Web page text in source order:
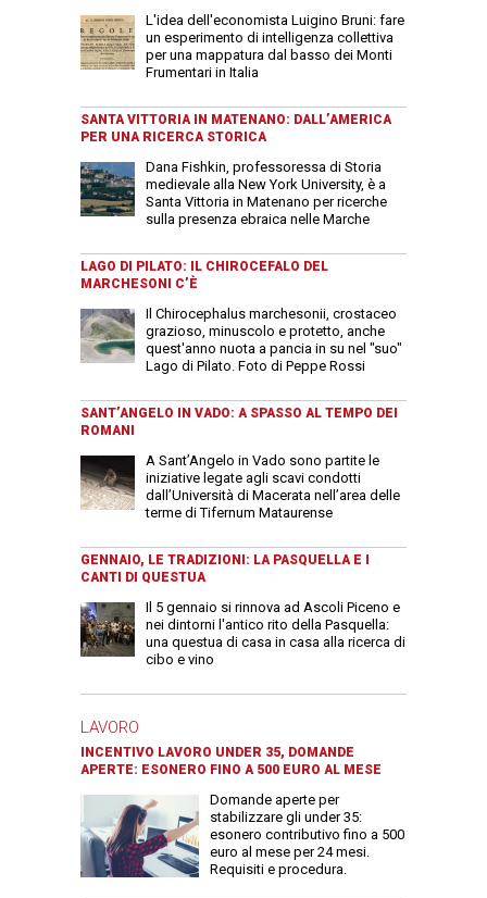
L'idea dell'economista Luigino Bruni: fare
un esperimento di intelligenza collettiva
per una mappatura dal basso dei Monti
Frumentari in Italia
SANTA VITTORIA IN MATENANO: DALL’AMERICA
PER UNA RICERCA STORICA
Dana Fishkin, professoressa di Storia
medievale alla New York University, è a
Santa Vittoria in Matenano per ricerche
sulla presenza ebraica nelle Marche
LAGO DI PILATO: IL CHIROCEFALO DEL
MARCHESONI C’È
Il Chirocephalus marchesonii, crostaceo
grazioso, minuscolo e protetto, anche
quest'anno nuota a pancia in su nel "suo"
Lago di Pilato. Foto di Peppe Rossi
SANT’ANGELO IN VADO: A SPASSO AL TEMPO DEI
ROMANI
A Sant’Angelo in Vado sono partite le
iniziative legate agli scavi condotti
dall’Università di Macerata nell’area delle
terme di Tifernum Mataurense
GENNAIO, LE TRADIZIONI: LA PASQUELLA E I
CANTI DI QUESTUA
Il 5 gennaio si rinnova ad Ascoli Piceno e
nei dintorni l'antico rito della Pasquella:
una questua di casa in casa alla ricerca di
cibo e vino
LAVORO
INCENTIVO LAVORO UNDER 35, DOMANDE
APERTE: ESONERO FINO A 500 EURO AL MESE
Domande aperte per
stabilizzare gli under 35:
esonero contributivo fino a 500
euro al mese per 24 mesi.
Requisiti e procedura.